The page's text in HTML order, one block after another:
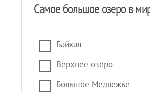
Самое большое озеро в
Байкал
Верхнее озеро
Большое Медвежье